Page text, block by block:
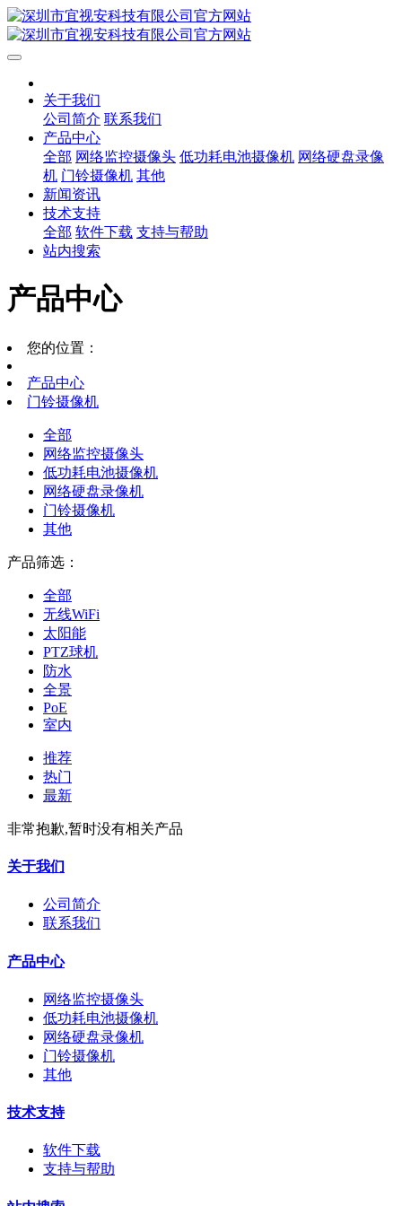
关于我们
公司简介 联系我们
产品中心
全部 网络监控摄像头 低功耗电池摄像机 网络硬盘录像
机 门铃摄像机 其他
新闻资讯
技术支持
全部 软件下载 支持与帮助
站内搜索
产品中心
您的位置：
产品中心
门铃摄像机
全部
网络监控摄像头
低功耗电池摄像机
网络硬盘录像机
门铃摄像机
其他
产品筛选：
全部
无线WiFi
太阳能
PTZ球机
防水
全景
PoE
室内
推荐
热门
最新
非常抱歉,暂时没有相关产品
关于我们
公司简介
联系我们
产品中心
网络监控摄像头
低功耗电池摄像机
网络硬盘录像机
门铃摄像机
其他
技术支持
软件下载
支持与帮助